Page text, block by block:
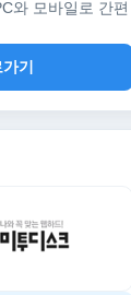
와 모바일로 간편
기